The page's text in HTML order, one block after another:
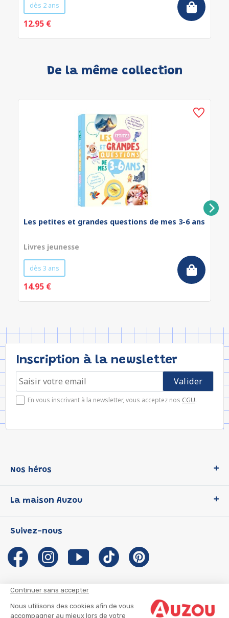
Continuer sans accepter
Nous utilisons des cookies afin de vous
accompagner au mieux lors de votre
dès 2 ans
12.95 €
De la même collection
Les petites et grandes questions de mes 3-6 ans
Livres jeunesse
dès 3 ans
14.95 €
Inscription à la newsletter
En vous inscrivant à la newsletter, vous acceptez nos CGU.
Nos héros
P'tit Loup
Les Influenceuses
Migali
Petite Taupe
La maison Auzou
Notre histoire
Auzou s'engage
Auteurs et illustrateurs Auzou
Suivre mon colis
Suivez-nous
CGU